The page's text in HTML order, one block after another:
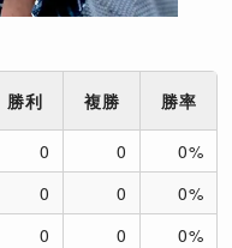
勝利 複勝 勝率
0 0
0%
0 0
0%
0 0
0%